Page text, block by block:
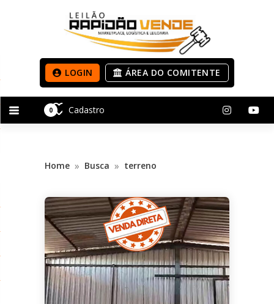
0 Cadastro
LOGIN ÁREA DO COMITENTE
Home » Busca » terreno